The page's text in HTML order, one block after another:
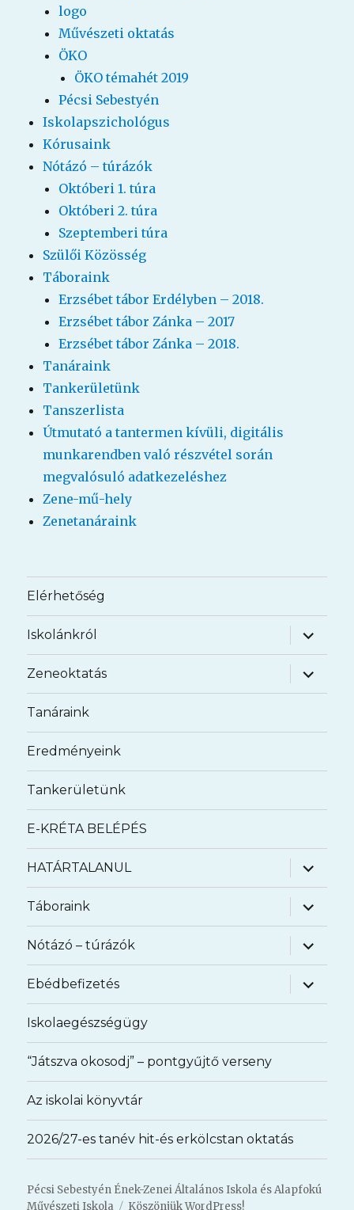
logo
Művészeti oktatás
ÖKO
ÖKO témahét 2019
Pécsi Sebestyén
Iskolapszichológus
Kórusaink
Nótázó – túrázók
Októberi 1. túra
Októberi 2. túra
Szeptemberi túra
Szülői Közösség
Táboraink
Erzsébet tábor Erdélyben – 2018.
Erzsébet tábor Zánka – 2017
Erzsébet tábor Zánka – 2018.
Tanáraink
Tankerületünk
Tanszerlista
Útmutató a tantermen kívüli, digitális
munkarendben való részvétel során
megvalósuló adatkezeléshez
Zene-mű-hely
Zenetanáraink
Elérhetőség
Iskolánkról
almenü
Zeneoktatás
almenü
Tanáraink
Eredményeink
Tankerületünk
E-KRÉTA BELÉPÉS
HATÁRTALANUL
almenü
Táboraink
almenü
Nótázó – túrázók
almenü
Ebédbefizetés
almenü
Iskolaegészségügy
“Játszva okosodj” – pontgyűjtő verseny
Az iskolai könyvtár
2026/27-es tanév hit-és erkölcstan oktatás
Pécsi Sebestyén Ének-Zenei Általános Iskola és Alapfokú
Művészeti Iskola
Köszönjük WordPress!